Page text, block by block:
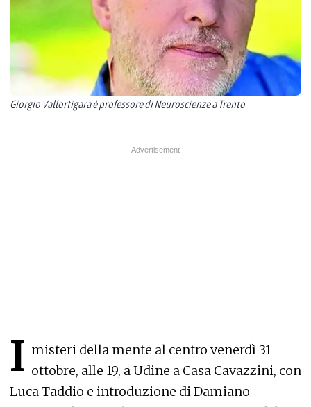
Giorgio Vallortigara è professore di Neuroscienze a Trento
I misteri della mente al centro venerdì 31
ottobre, alle 19, a Udine a Casa Cavazzini, con
Luca Taddio e introduzione di Damiano